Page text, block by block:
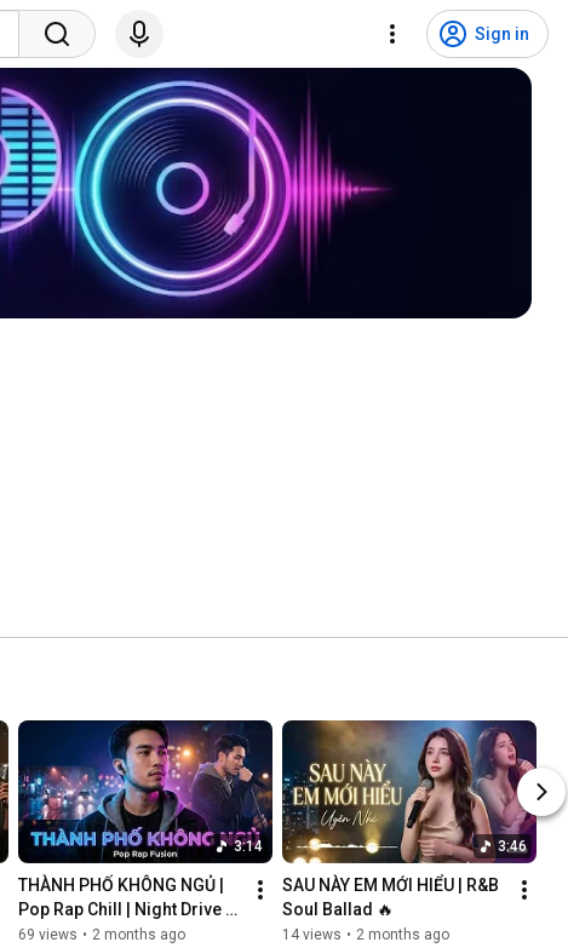
Sign in
3:14
THÀNH PHỐ KHÔNG NGỦ |
Pop Rap Chill | Night Drive
Vibes
69 views • 2 months ago
3:46
SAU NÀY EM MỚI HIỂU | R&B
Soul Ballad 🔥
14 views • 2 months ago